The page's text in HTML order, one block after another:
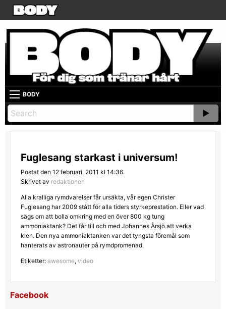
BODY
Fuglesang starkast i universum!
Postat den 12 februari, 2011 kl 14:36.
Skrivet av redaktionen
Alla kralliga rymdvarelser får ursäkta, vår egen Christer
Fuglesang har 2009 stått för alla tiders styrkeprestation. Eller vad
sägs om att bolla omkring med en över 800 kg tung
ammoniaktank? Det får till och med Johannes Årsjö att verka
klen. Den nya ammoniaktanken var det tyngsta föremål som
hanterats av astronauter på rymdpromenad.
Etiketter: awesome, video
Facebook